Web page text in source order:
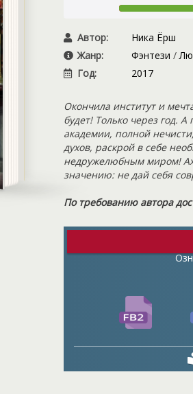
Автор:
Ника Ёрш
Жанр:
Фэнтези /
Год:
2017
Окончила институт и
будет! Только через год.
академии, полной
духов, раскрой в себе
недружелюбным миром!
значению: не дай себя
По требованию автора